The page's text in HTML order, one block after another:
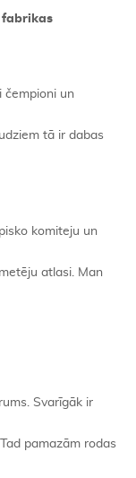
fabrikas
čempioni un
tā ir dabas
komiteju un
atlasi. Man
Svarīgāk ir
pamazām rodas